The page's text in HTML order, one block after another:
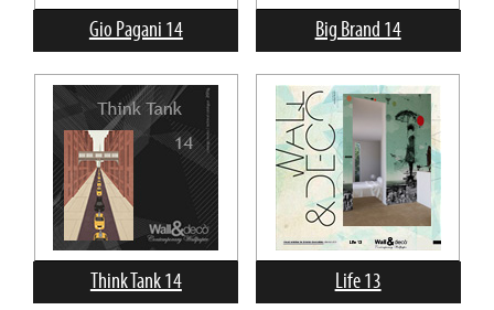
Gio Pagani 14 Big Brand 14
Think Tank 14 Life 13